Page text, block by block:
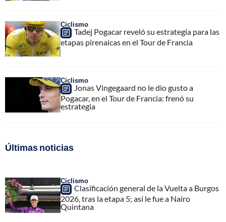
Ciclismo
Tadej Pogacar reveló su estrategia para las
etapas pirenaicas en el Tour de Francia
Ciclismo
Jonas Vingegaard no le dio gusto a
Pogacar, en el Tour de Francia: frenó su
estrategia
Últimas noticias
Ciclismo
Clasificación general de la Vuelta a Burgos
2026, tras la etapa 5; así le fue a Nairo
Quintana